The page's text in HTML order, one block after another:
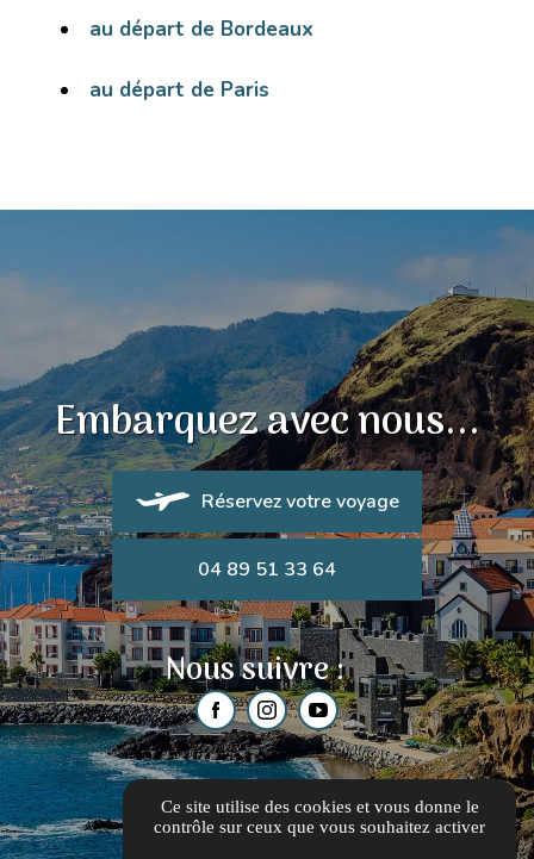
au départ de Bordeaux
au départ de Paris
Embarquez avec nous...
Réservez votre voyage
04 89 51 33 64
Nous suivre :
Ce site utilise des cookies et vous donne le
contrôle sur ceux que vous souhaitez activer